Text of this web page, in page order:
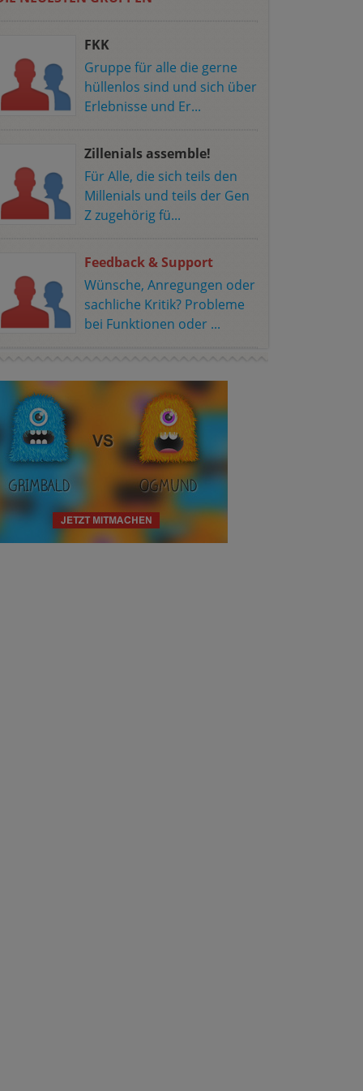
FKK
Gruppe für alle die gerne
hüllenlos sind und sich über
Erlebnisse und Er...
Zillenials assemble!
Für Alle, die sich teils den
Millenials und teils der Gen
Z zugehörig fü...
Feedback & Support
Wünsche, Anregungen oder
sachliche Kritik? Probleme
bei Funktionen oder ...